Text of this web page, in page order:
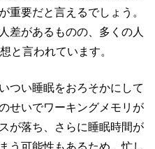
重要だと言えるでしょう。
差があるものの、多くの人
と言われています。
つい睡眠をおろそかにして
せいでワーキングメモリが
が落ち、さらに睡眠時間が